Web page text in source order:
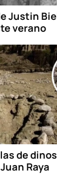
Justin
verano
de
Raya